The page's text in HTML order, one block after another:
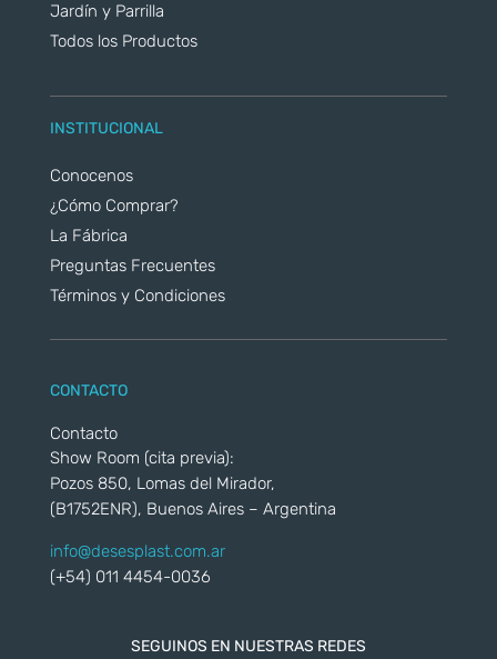
Jardín y Parrilla
Todos los Productos
INSTITUCIONAL
Conocenos
¿Cómo Comprar?
La Fábrica
Preguntas Frecuentes
Términos y Condiciones
CONTACTO
Contacto
Show Room (cita previa):
Pozos 850, Lomas del Mirador,
(B1752ENR), Buenos Aires – Argentina
info@desesplast.com.ar
(+54) 011 4454-0036
SEGUINOS EN NUESTRAS REDES